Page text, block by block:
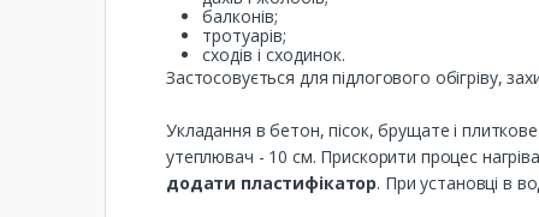
балконів;
тротуарів;
сходів і сходинок.
Застосовується для підлогового обігріву,
Укладання в бетон, пісок, брущате і
утеплювач - 10 см. Прискорити процес
додати пластифікатор. При установці в